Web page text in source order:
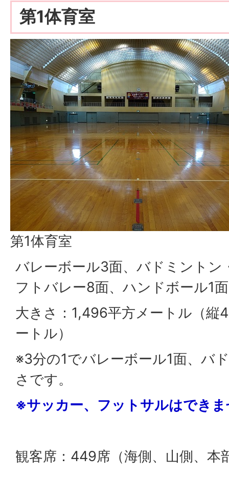
第1体育室
第1体育室
バレーボール3面、バドミントン
フトバレー8面、ハンドボール1
大きさ：1,496平方メートル（縦
ートル）
※3分の1でバレーボール1面、バ
さです。
※サッカー、フットサルはでき
観客席：449席（海側、山側、本